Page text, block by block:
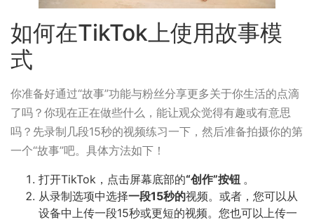
如何在TikTok上使用故事模
式
你准备好通过“故事”功能与粉丝分享更多关于你生活的点滴
了吗？你现在正在做些什么，能让观众觉得有趣或有意思
吗？先录制几段15秒的视频练习一下，然后准备拍摄你的第
一个“故事”吧。具体方法如下！
打开TikTok，点击屏幕底部的“创作”按钮 。
从录制选项中选择一段15秒的视频。或者，您可以从
设备中上传一段15秒或更短的视频。您也可以上传一